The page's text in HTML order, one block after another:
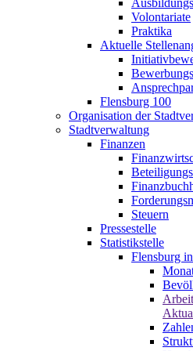
Volontariate
Praktika
Aktuelle
Flensburg 100
Organisation der
Stadtverwaltung
Finanzen
Steuern
Pressestelle
Statistikstelle
Flensburg